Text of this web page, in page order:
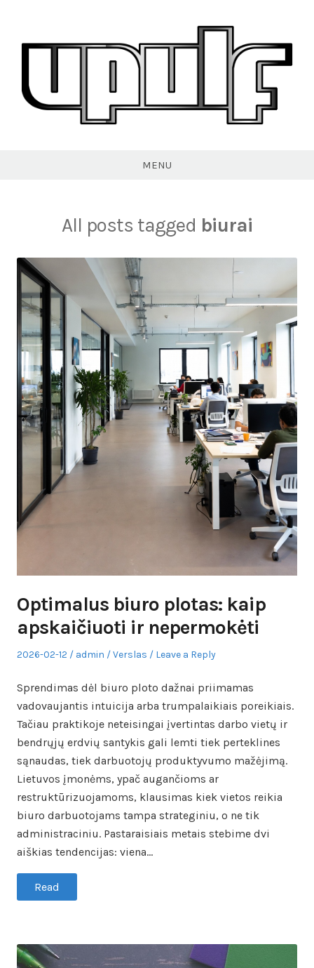
content
MENU
All posts tagged biurai
Optimalus biuro plotas: kaip
apskaičiuoti ir nepermokėti
Posted
2026-02-12 Author
admin
Posted
Verslas Leave a Reply
Sprendimas dėl biuro ploto dažnai priimamas
vadovaujantis intuicija arba trumpalaikiais poreikiais.
Tačiau praktikoje neteisingai įvertintas darbo vietų ir
bendrųjų erdvių santykis gali lemti tiek perteklines
sąnaudas, tiek darbuotojų produktyvumo mažėjimą.
Lietuvos įmonėms, ypač augančioms ar
restruktūrizuojamoms, klausimas kiek vietos reikia
biuro darbuotojams tampa strateginiu, o ne tik
administraciniu. Pastaraisiais metais stebime dvi
aiškias tendencijas: viena…
Read